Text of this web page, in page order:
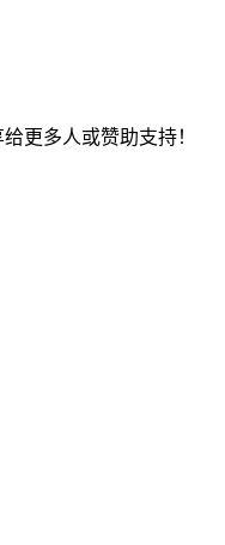
更多人或赞助支持！